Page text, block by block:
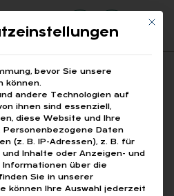
MINIJOB
Mit
bevor Sie unsere
können.
andere Technologien auf
ihnen sind essenziell,
diese Website und Ihre
Personenbezogene Daten
(z. B. IP-Adressen), z. B. für
Inhalte oder Anzeigen- und
über die
Sie in unserer
können Ihre Auswahl jederzeit